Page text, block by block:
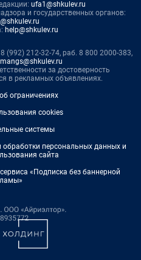
ufa1@shkulev.ru
и государственных органов:
help@shkulev.ru
(992) 212-32-74, раб. 8 800 2000-383,
за достоверность
в рекламных объявлениях.
ограничениях
cookies
системы
персональных данных и
сайта
«Подписка без баннерной